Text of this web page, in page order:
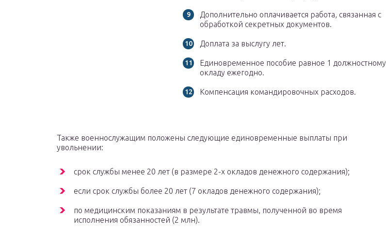
Дополнительно оплачивается работа, связанная с
обработкой секретных документов.
Доплата за выслугу лет.
Единовременное пособие равное 1 должностному
окладу ежегодно.
Компенсация командировочных расходов.
Также военнослужащим положены следующие единовременные выплаты при
увольнении:
срок службы менее 20 лет (в размере 2-х окладов денежного содержания);
если срок службы более 20 лет (7 окладов денежного содержания);
по медицинским показаниям в результате травмы, полученной во время
исполнения обязанностей (2 млн).